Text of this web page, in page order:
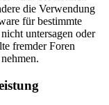
die Verwendung
für bestimmte
untersagen oder
fremder Foren